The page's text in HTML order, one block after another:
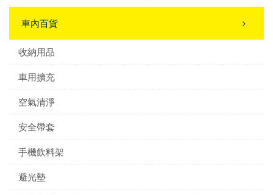
車內百貨
收納用品
車用擴充
空氣清淨
安全帶套
手機飲料架
避光墊